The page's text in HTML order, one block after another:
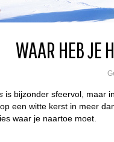
WAAR HEB JE
is bijzonder sfeervol, maar
een witte kerst in meer
waar je naartoe moet.